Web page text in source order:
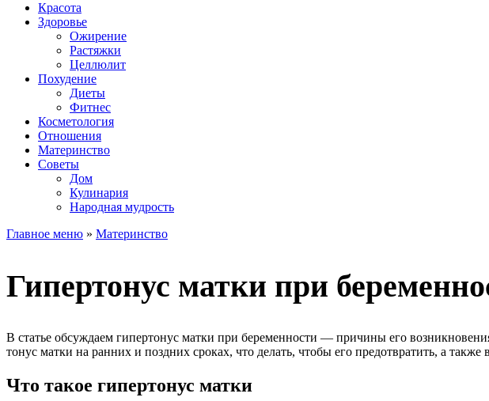
Красота
Здоровье
Ожирение
Растяжки
Целлюлит
Похудение
Диеты
Фитнес
Косметология
Отношения
Материнство
Советы
Дом
Кулинария
Народная мудрость
Главное меню » Материнство
Гипертонус матки при
В статье обсуждаем гипертонус матки при беременности — причины его
тонус матки на ранних и поздних сроках, что делать, чтобы его предотвратить, а
Что такое гипертонус матки